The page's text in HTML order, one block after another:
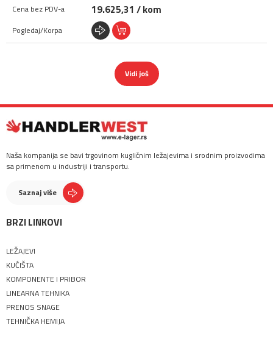
19.625,31 / kom
Vidi još
Naša kompanija se bavi trgovinom kugličnim ležajevima i srodnim proizvodima
sa primenom u industriji i transportu.
Saznaj više
BRZI LINKOVI
LEŽAJEVI
KUĆIŠTA
KOMPONENTE I PRIBOR
LINEARNA TEHNIKA
PRENOS SNAGE
TEHNIČKA HEMIJA